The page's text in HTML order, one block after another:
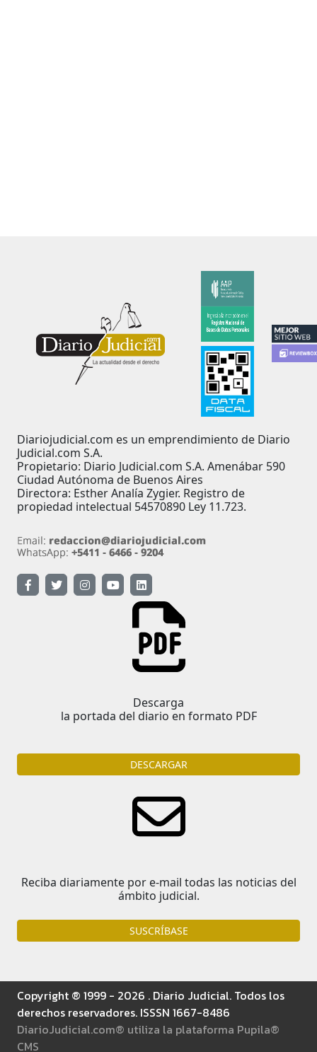
Diariojudicial.com es un emprendimiento de Diario
Judicial.com S.A.
Propietario: Diario Judicial.com S.A. Amenábar 590
Ciudad Autónoma de Buenos Aires
Directora: Esther Analía Zygier. Registro de
propiedad intelectual 54570890 Ley 11.723.
Descarga
la portada del diario en formato PDF
DESCARGAR
Reciba diariamente por e-mail todas las noticias del
ámbito judicial.
SUSCRÍBASE
Copyright ® 1999 - 2026 . Diario Judicial. Todos los
derechos reservadores. ISSSN 1667-8486
DiarioJudicial.com® utiliza la plataforma Pupila®
CMS